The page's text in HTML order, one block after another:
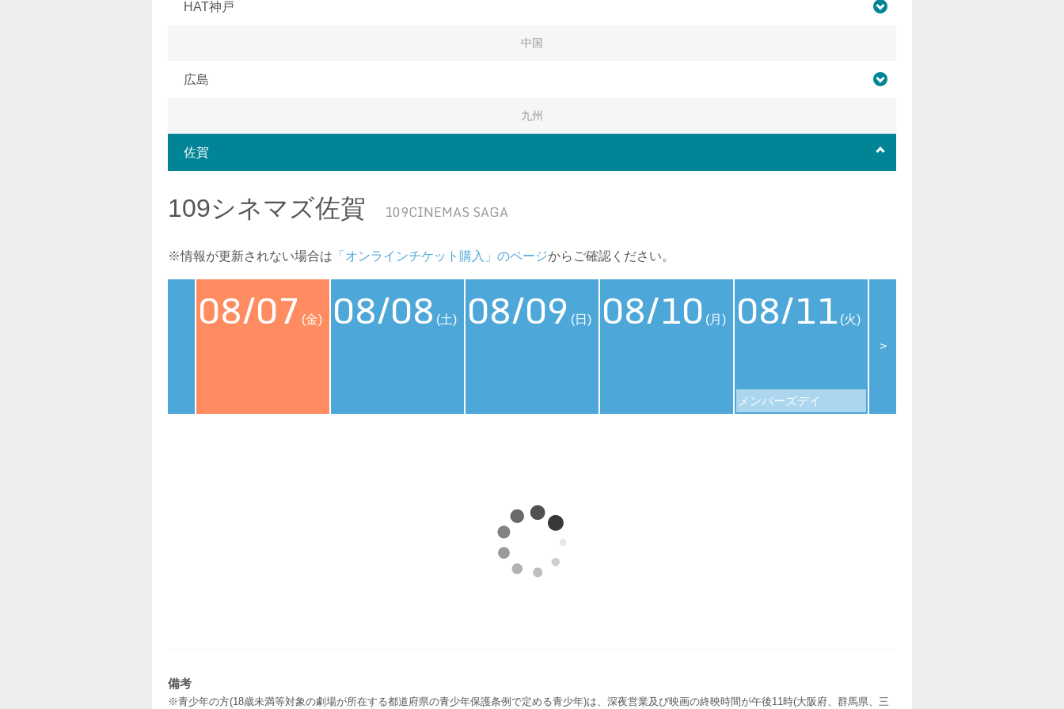
HAT神戸
中国
広島
九州
佐賀
109シネマズ佐賀 109CINEMAS SAGA
※情報が更新されない場合は 「オンラインチケット購入」のページからご確認ください。
08/07 (金) 08/08 (土) 08/09 (日) 08/10 (月) 08/11 (火)
メンバーズデイ
>
備考
※青少年の方(18歳未満等対象の劇場が所在する都道府県の青少年保護条例で定める青少年)は、深夜営業及び映画の終映時間が午後11時(大阪府、群馬県、三